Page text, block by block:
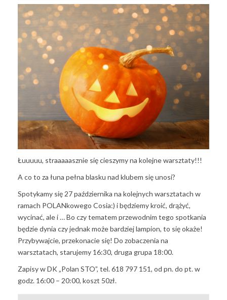
Łuuuuu, straaaaasznie się cieszymy na kolejne warsztaty!!!
A co to za łuna pełna blasku nad klubem się unosi?
Spotykamy się 27 października na kolejnych warsztatach w
ramach POLANkowego Cosia:) i będziemy kroić, drążyć,
wycinać, ale i … Bo czy tematem przewodnim tego spotkania
będzie dynia czy jednak może bardziej lampion, to się okaże!
Przybywajcie, przekonacie się! Do zobaczenia na
warsztatach, starujemy 16:30, druga grupa 18:00.
Zapisy w DK „Polan STO”, tel. 618 797 151, od pn. do pt. w
godz. 16:00 – 20:00, koszt 50zł.